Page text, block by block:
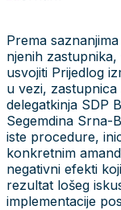
Prema
njenih
usvojiti Prijedlog
u vezi,
delegatkinja SDP
Segemdina Srna-
iste procedure,
konkretnim
negativni efekti
rezultat lošeg
implementacije